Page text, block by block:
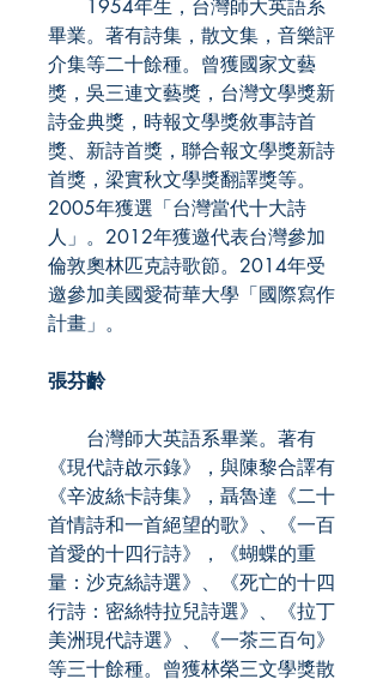
1954年生，台灣師大英語系
畢業。著有詩集，散文集，音樂評
介集等二十餘種。曾獲國家文藝
獎，吳三連文藝獎，台灣文學獎新
詩金典獎，時報文學獎敘事詩首
獎、新詩首獎，聯合報文學獎新詩
首獎，梁實秋文學獎翻譯獎等。
2005年獲選「台灣當代十大詩
人」。2012年獲邀代表台灣參加
倫敦奧林匹克詩歌節。2014年受
邀參加美國愛荷華大學「國際寫作
計畫」。
張芬齡
台灣師大英語系畢業。著有
《現代詩啟示錄》，與陳黎合譯有
《辛波絲卡詩集》，聶魯達《二十
首情詩和一首絕望的歌》、《一百
首愛的十四行詩》，《蝴蝶的重
量：沙克絲詩選》、《死亡的十四
行詩：密絲特拉兒詩選》、《拉丁
美洲現代詩選》、《一茶三百句》
等三十餘種。曾獲林榮三文學獎散